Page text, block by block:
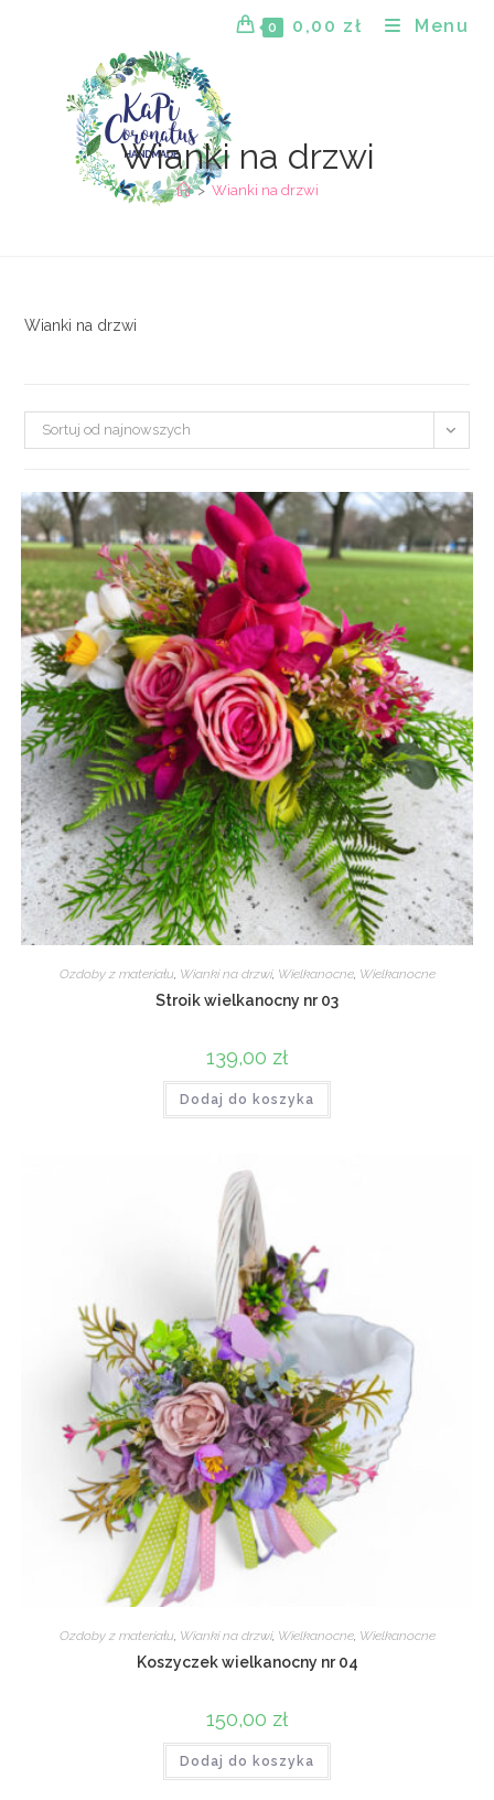
0 0,00 zł Menu
Wianki na drzwi
> Wianki na drzwi
Wianki na drzwi
Sortuj od najnowszych
Ozdoby z materiału, Wianki na drzwi, Wielkanocne, Wielkanocne
Stroik wielkanocny nr 03
139,00 zł
Dodaj do koszyka
Ozdoby z materiału, Wianki na drzwi, Wielkanocne, Wielkanocne
Koszyczek wielkanocny nr 04
150,00 zł
Dodaj do koszyka